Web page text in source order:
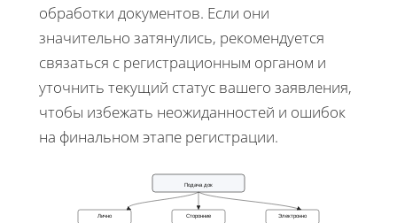
обработки документов. Если они
значительно затянулись, рекомендуется
связаться с регистрационным органом и
уточнить текущий статус вашего заявления,
чтобы избежать неожиданностей и ошибок
на финальном этапе регистрации.
Подача док
Лично Сторонние Электронно